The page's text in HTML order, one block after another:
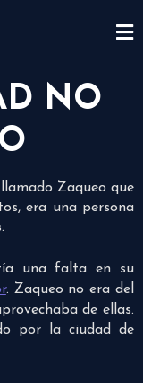
NO
Zaqueo que
era una persona
una falta en su
. Zaqueo no era del
de ellas.
por la ciudad de